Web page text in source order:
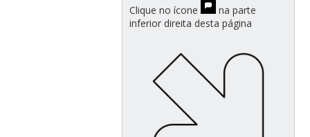
Clique no ícone
na parte
inferior direita desta página